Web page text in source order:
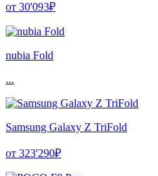
от 30'093₽
nubia Fold
...
Samsung Galaxy Z TriFold
от 323'290₽